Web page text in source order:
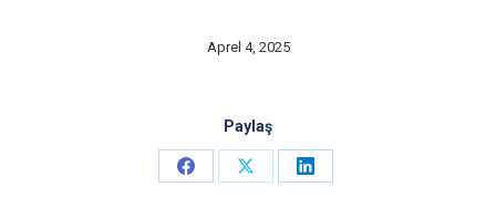
Aprel 4, 2025
Paylaş
Share
Share
Share